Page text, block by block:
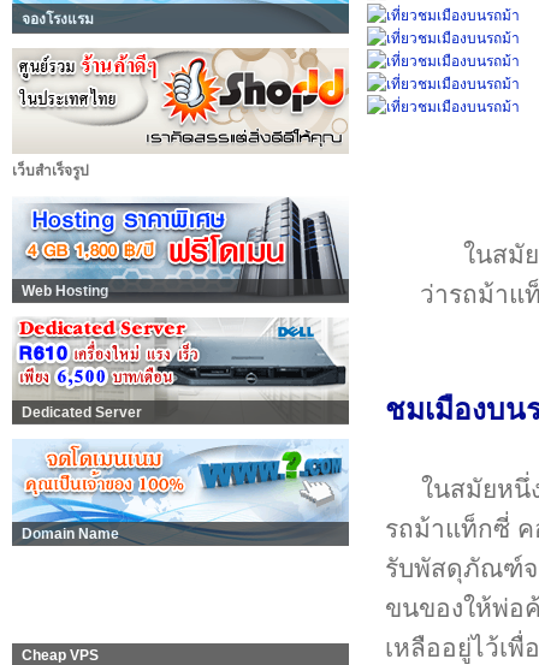
จองโรงแรม
เว็บสำเร็จรูป
Web Hosting
Dedicated Server
Domain Name
Cheap VPS
ในสมั
ว่ารถม้าแ
ชมเมืองบน
ในสมัยหนึ่
รถม้าแท็กซี่ ค
รับพัสดุภัณฑ์จ
ขนของให้พ่อ
เหลืออยู่ไว้เพื่